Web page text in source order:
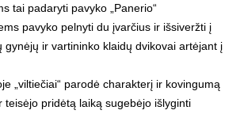
tai padaryti pavyko „Panerio“
pavyko pelnyti du įvarčius ir išsiveržti į
gynėjų ir vartininko klaidų dvikovai artėjant į
„viltiečiai“ parodė charakterį ir kovingumą
teisėjo pridėtą laiką sugebėjo išlyginti